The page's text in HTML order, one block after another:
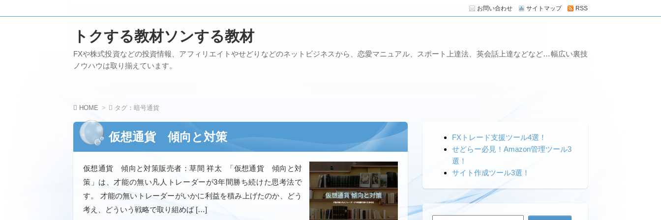
お問い合わせ サイトマップ RSS
トクする教材ソンする教材
FXや株式投資などの投資情報、アフィリエイトやせどりなどのネットビジネスから、恋愛マニュアル、スポート上達法、英会話上達などなど…幅広い裏技
ノウハウは取り揃えています。
HOME タグ：暗号通貨
仮想通貨 傾向と対策
仮想通貨 傾向と対策販売者：草間 祥太 「仮想通貨 傾向と対
策」は、才能の無い凡人トレーダーが3年間勝ち続けた思考法で
す。 才能の無いトレーダーがいかに利益を積み上げたのか、どう
考え、どういう戦略で取り組めば […]
FXトレード支援ツール4選！
せどらー必見！Amazon管理ツール3
選！
サイト作成ツール3選！
検